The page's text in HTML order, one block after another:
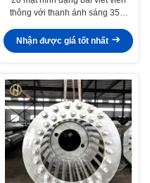
thông với thanh ánh sáng 35M
Nhận được giá tốt nhất